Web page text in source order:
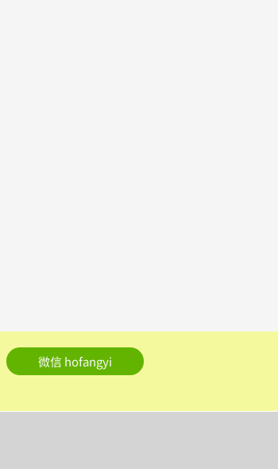
微信 hofangyi